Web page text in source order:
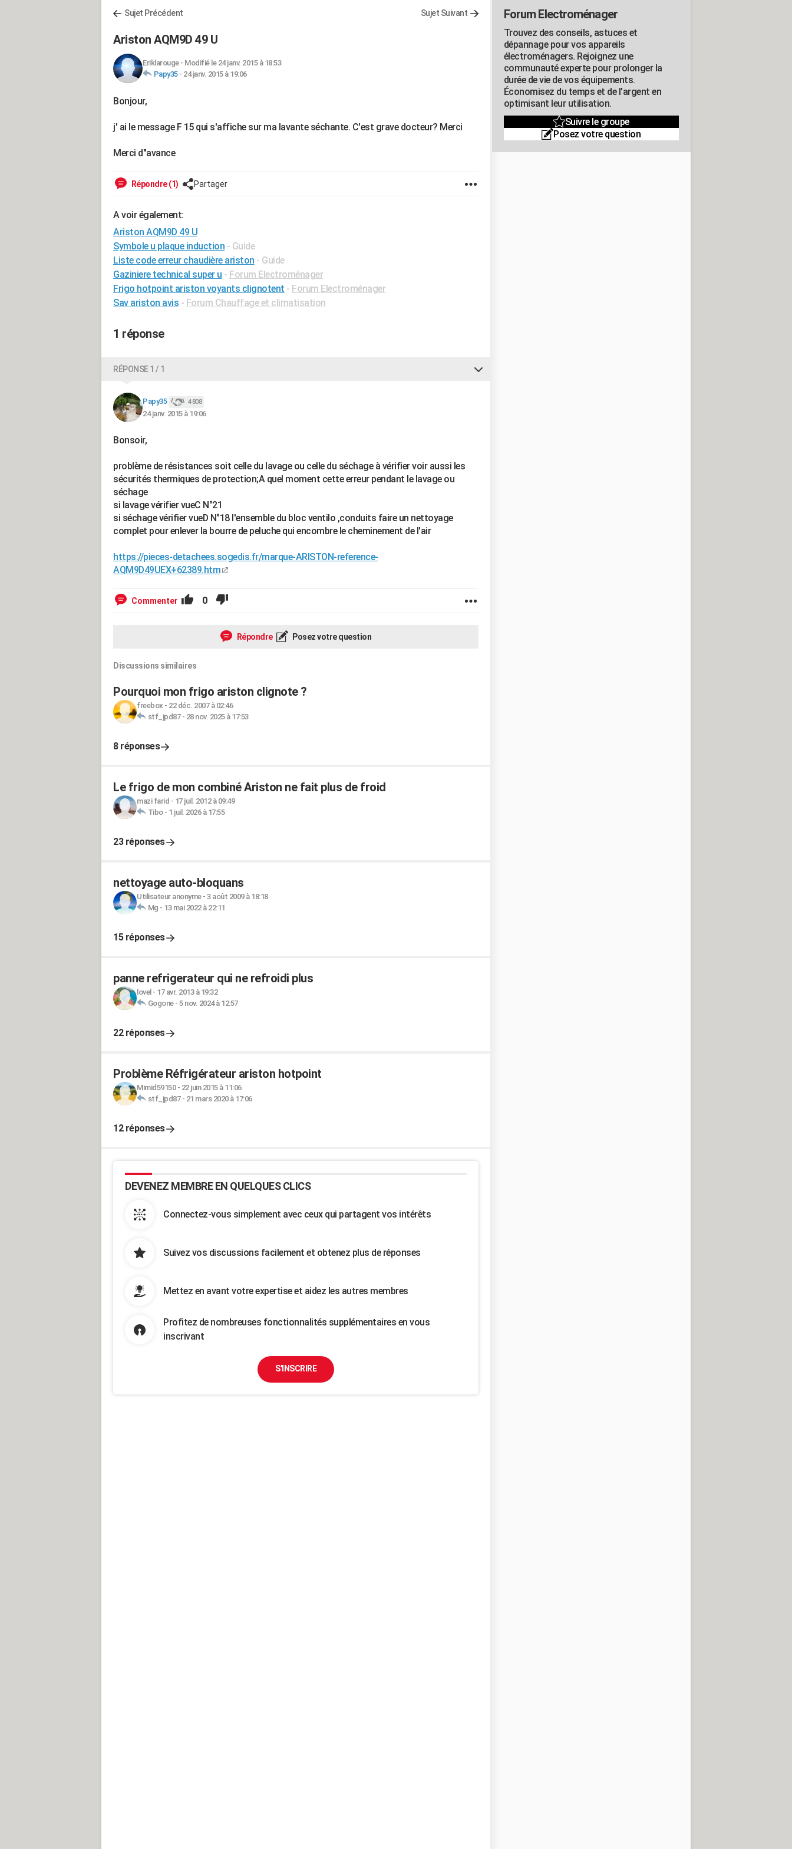
Sujet Précédent Sujet Suivant
Ariston AQM9D 49 U
Eriklarouge- Modifié le 24 janv. 2015 à 18:53
Papy35- 24 janv. 2015 à 19:06
Bonjour,
j' ai le message F 15 qui s'affiche sur ma lavante séchante. C'est grave docteur? Merci
Merci d"avance
Répondre (1) Partager
A voir également:
Ariston AQM9D 49 U
Symbole u plaque induction - Guide
Liste code erreur chaudière ariston - Guide
Gaziniere technical super u - Forum Electroménager
Frigo hotpoint ariston voyants clignotent - Forum Electroménager
Sav ariston avis - Forum Chauffage et climatisation
1 réponse
RÉPONSE 1 / 1
Papy35 4 808
24 janv. 2015 à 19:06
Bonsoir,
problème de résistances soit celle du lavage ou celle du séchage à vérifier voir aussi les
sécurités thermiques de protection;A quel moment cette erreur pendant le lavage ou
séchage
si lavage vérifier vueC N°21
si séchage vérifier vueD N°18 l'ensemble du bloc ventilo ,conduits faire un nettoyage
complet pour enlever la bourre de peluche qui encombre le cheminement de l'air
https://pieces-detachees.sogedis.fr/marque-ARISTON-reference-
AQM9D49UEX+62389.htm
Commenter 0
Répondre Posez votre question
Discussions similaires
Pourquoi mon frigo ariston clignote ?
freebox - 22 déc. 2007 à 02:46
stf_jpd87- 28 nov. 2025 à 17:53
8 réponses
Le frigo de mon combiné Ariston ne fait plus de froid
mazi farid - 17 juil. 2012 à 09:49
Tibo- 1 juil. 2026 à 17:55
23 réponses
nettoyage auto-bloquans
Utilisateur anonyme- 3 août 2009 à 18:18
Mg - 13 mai 2022 à 22:11
15 réponses
panne refrigerateur qui ne refroidi plus
lovel - 17 avr. 2013 à 19:32
Gogone- 5 nov. 2024 à 12:57
22 réponses
Problème Réfrigérateur ariston hotpoint
Mimid59150- 22 juin 2015 à 11:06
stf_jpd87- 21 mars 2020 à 17:06
12 réponses
DEVENEZ MEMBRE EN QUELQUES CLICS
Connectez-vous simplement avec ceux qui partagent vos intérêts
Suivez vos discussions facilement et obtenez plus de réponses
Mettez en avant votre expertise et aidez les autres membres
Profitez de nombreuses fonctionnalités supplémentaires en vous
inscrivant
S'INSCRIRE
Forum Electroménager
Trouvez des conseils, astuces et
dépannage pour vos appareils
électroménagers. Rejoignez une
communauté experte pour prolonger la
durée de vie de vos équipements.
Économisez du temps et de l'argent en
optimisant leur utilisation.
Suivre le groupe
Posez votre question